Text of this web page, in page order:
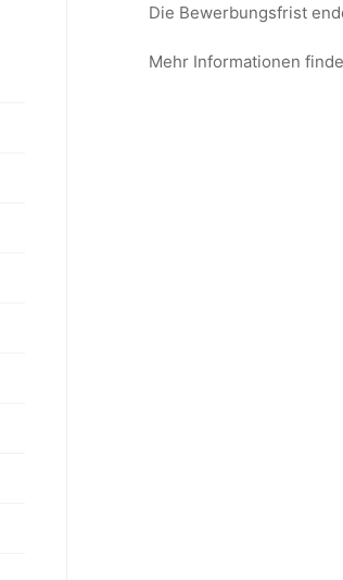
Die Bewerbungsfrist
Mehr Informationen